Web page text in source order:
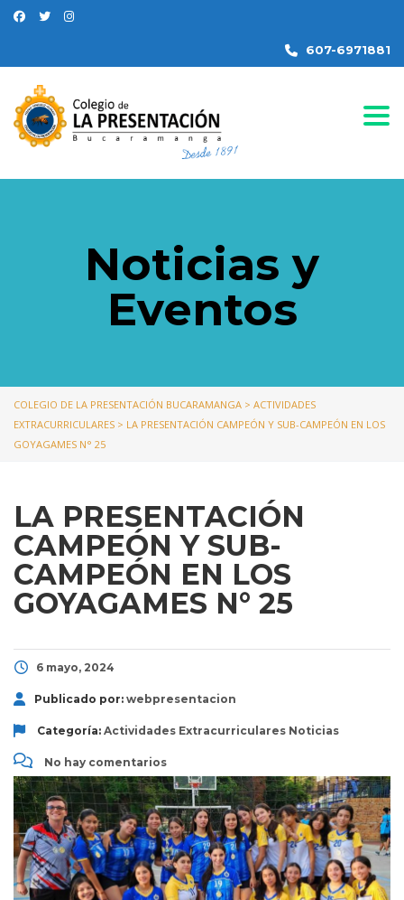
607-6971881
Noticias y
Eventos
COLEGIO DE LA PRESENTACIÓN BUCARAMANGA > ACTIVIDADES
EXTRACURRICULARES > LA PRESENTACIÓN CAMPEÓN Y SUB-CAMPEÓN EN LOS
GOYAGAMES N° 25
LA PRESENTACIÓN
CAMPEÓN Y SUB-
CAMPEÓN EN LOS
GOYAGAMES N° 25
6 mayo, 2024
Publicado por: webpresentacion
Categoría: Actividades Extracurriculares Noticias
No hay comentarios